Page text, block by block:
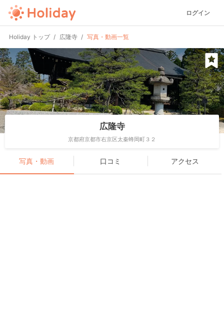
ログイン
Holiday トップ 広隆寺 写真・動画一覧
広隆寺
京都府京都市右京区太秦蜂岡町３２
写真・動画 口コミ アクセス